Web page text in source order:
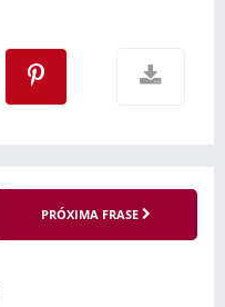
PRÓXIMA FRASE